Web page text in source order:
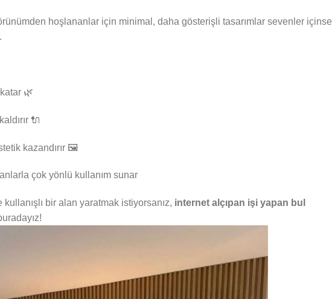
hoşlananlar için minimal, daha gösterişli tasarımlar sevenler içinse
🌿
🔌
kazandırır 🖼️
çok yönlü kullanım sunar
bir alan yaratmak istiyorsanız, internet alçıpan işi yapan bul